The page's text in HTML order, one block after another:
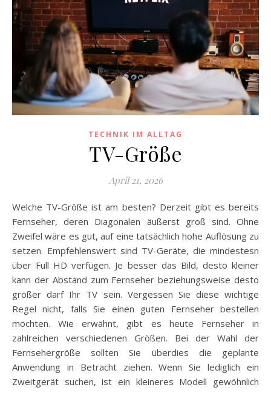
TECHNIK IM ALLTAG
TV-Größe
April 21, 2026
Welche TV-Größe ist am besten? Derzeit gibt es bereits
Fernseher, deren Diagonalen äußerst groß sind. Ohne
Zweifel wäre es gut, auf eine tatsächlich hohe Auflösung zu
setzen. Empfehlenswert sind TV-Geräte, die mindestesn
über Full HD verfügen. Je besser das Bild, desto kleiner
kann der Abstand zum Fernseher beziehungsweise desto
größer darf Ihr TV sein. Vergessen Sie diese wichtige
Regel nicht, falls Sie einen guten Fernseher bestellen
möchten. Wie erwähnt, gibt es heute Fernseher in
zahlreichen verschiedenen Größen. Bei der Wahl der
Fernsehergröße sollten Sie überdies die geplante
Anwendung in Betracht ziehen. Wenn Sie lediglich ein
Zweitgerät suchen, ist ein kleineres Modell gewöhnlich